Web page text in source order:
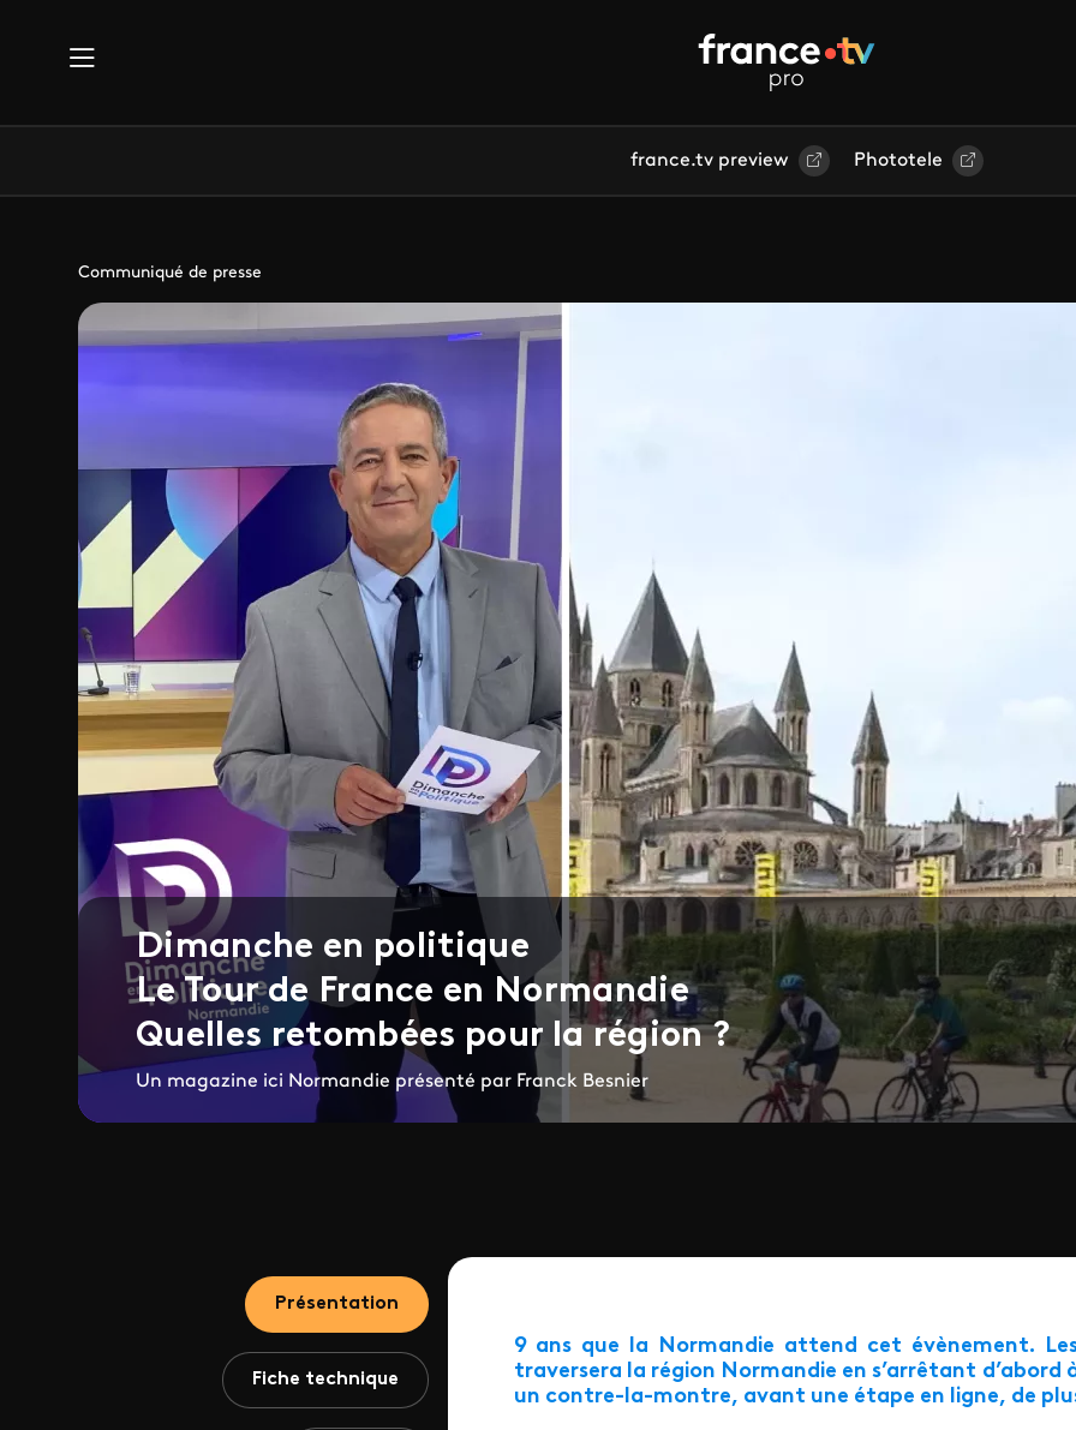
france.tv preview Phototele
Communiqué de presse
Dimanche en politique
Le Tour de France en Normandie
Quelles retombées pour la région ?
Un magazine ici Normandie présenté par Franck Besnier
Présentation
Fiche technique
9 ans que la Normandie attend cet évènement.
traversera la région Normandie en s’arrêtant d’abord
un contre-la-montre, avant une étape en ligne, de